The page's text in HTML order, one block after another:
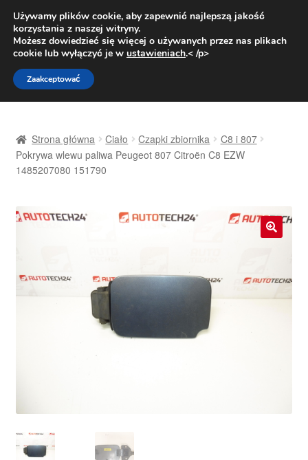
DOSTAWA od 31 zł
Pn.-pt. 9:00-16:00800 003 167
Przejdź
do
nawigacji
Przejdź
do
treści
Dostawa
Kontakt
O nas
Skarga
Strona główna Ciało Czapki zbiornika
C8 i 807
Pokrywa wlewu paliwa Peugeot 807 Citroën C8 EZW
1485207080 151790
Używamy plików cookie, aby zapewnić najlepszą jakość
korzystania z naszej witryny.
Możesz dowiedzieć się więcej o używanych przez nas plikach
cookie lub wyłączyć je w ustawieniach.< /p>
Zaakceptować